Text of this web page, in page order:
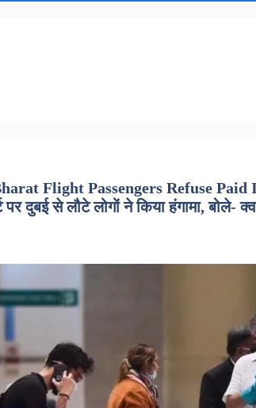
Flight Passengers Refuse
दुबई से लौटे लोगों ने किया हंगामा, बोले-